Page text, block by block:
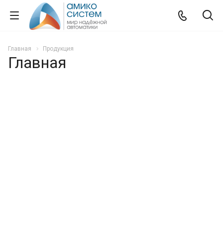
Главная Продукция
Главная